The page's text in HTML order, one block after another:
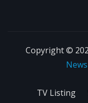
Copyright ©
TV Listing